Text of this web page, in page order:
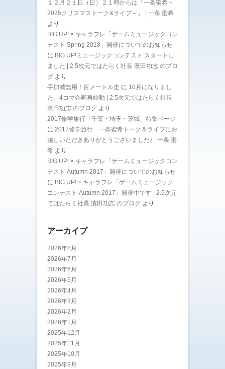
１２月２１日（日）２１時からは『一条蜜希～
2025クリスマストーク&ライブ～』 | 一条 蜜希
より
BIG UP! × キャラフレ「ゲームミュージックコン
テスト Spring 2018」開催についてのお知らせ
に BIG UP!ミュージックコンテスト スタートし
ました | 2.5次元ではたらく社長 濱田功志 のブロ
グ より
手加減無用！百メートル走 に 10月になりまし
た。4コマ企画再始動 | 2.5次元ではたらく社長
濱田功志 のブログ より
2017修学旅行「千葉・埼玉・茨城」特集ページ
に 2017修学旅行 一条蜜希トーク＆ライブにお
越しいただきありがとうございました♪ | 一条 蜜
希 より
BIG UP! × キャラフレ「ゲームミュージックコン
テスト Autumn 2017」開催についてのお知らせ
に BIG UP! × キャラフレ「ゲームミュージック
コンテスト Autumn 2017」開催中です | 2.5次元
ではたらく社長 濱田功志 のブログ より
アーカイブ
2026年8月
2026年7月
2026年6月
2026年5月
2026年4月
2026年3月
2026年2月
2026年1月
2025年12月
2025年11月
2025年10月
2025年9月